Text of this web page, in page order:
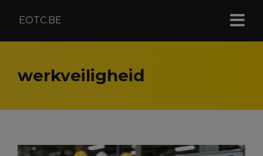
EOTC.BE
werkveiligheid